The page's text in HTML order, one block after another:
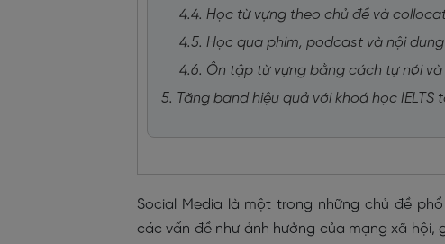
4.4. Học từ vựng theo chủ đề và
4.5. Học qua phim, podcast và nội
4.6. Ôn tập từ vựng bằng cách tự nói
5. Tăng band hiệu quả với khoá học IELTS
Social Media là một trong những chủ đề phổ
các vấn đề như ảnh hưởng của mạng xã hội,